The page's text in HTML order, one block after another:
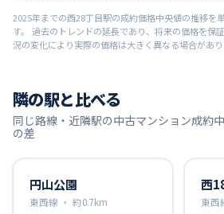
2025年までの西28丁目駅の成約価格中央値の推移を
す。 過去のトレンドの延長であり、将来の価格を保
況の変化により実際の価格は大きく異なる場合があり
隣の駅と比べる
同じ路線・近隣駅の中古マンション成約中
の差
円山公園
東西線 ・ 約0.7km
西
東西